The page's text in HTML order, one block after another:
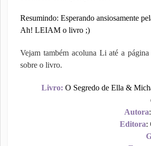
Resumindo: Esperando ansiosamente
Ah! LEIAM o livro ;)
Vejam também acoluna Li até a
sobre o livro.
Livro: O Segredo de Ella &
Autora
Editora: